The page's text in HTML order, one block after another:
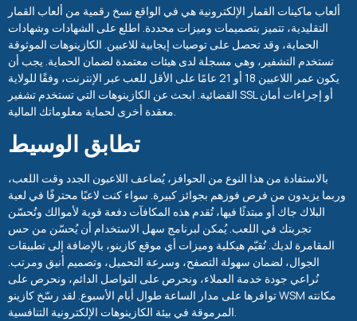
ألعاب ماكينات القمار الإلكترونية هي في الواقع نسخ رقمية من ألعاب القمار
التقليدية، تتميز بتصميمات وميزات محددة. اطلع على الشهادات وشهادات
الحماية، وقد تحصل على توصيات إيجابية للاعبين. الكازينوهات الموثوقة
تستخدم التشفير، وهي مسجلة لدى هيئات معتمدة لضمان الحماية. يجب أن
يكون عمر اللاعبين 18 أو 21 عامًا على الأقل للعب عبر الإنترنت، وفقًا للولاية
القضائية. ابحث عن الكازينوهات التي تستخدم تشفير SSL أو إجراءات أمان
تطابق الوسيط
بالاستفادة من هذا النوع من الحوافز، يُضاعف اللاعبون الجدد وقت اللعب،
وربما يزيدون من فرص فوزهم بجوائز كبيرة. سواء كنت لاعبًا محترفًا في لعبة
البلاك جاك أو مبتدئًا فيها، تُقدم هذه المكافآت دفعة قوية لأموالك وتُحسّن
تجربتك في اللعب. يُمكن لبرنامج سهل الاستخدام أن يُحسّن من حس
المقامرة لديك. نُقيّم هيكلية وميزات أي موقع كازينو، بالإضافة إلى تطبيقات
الجوال، لضمان سهولة التصفح، وسرعة التحميل، وتصميم أنيق ومرتب.
نُراعي جودة خدمة العملاء، ونحرص على التواصل الدائم، ونحرص على
توافرها على مدار الساعة طوال أيام الأسبوع. لقد رسّخ كازينو WSM مكانته
المرموقة في بيئة الكازينوهات الإلكترونية التنافسية.